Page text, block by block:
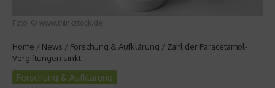
Foto: © www.thinkstock.de
Home / News / Forschung & Aufklärung / Zahl der Paracetamol-
Vergiftungen sinkt
Forschung & Aufklärung